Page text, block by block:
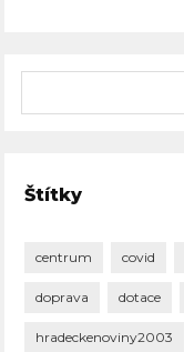
Štítky
centrum covid
doprava dotace
hradeckenoviny2003